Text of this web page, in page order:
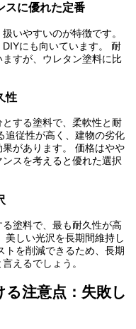
スに優れた定番
いやすいのが特徴です。
にも向いています。 耐
すが、ウレタン塗料に比
性
する塗料で、柔軟性と耐
追従性が高く、建物の劣化
があります。 価格はやや
スを考えると優れた選択
塗料で、最も耐久性が高
美しい光沢を長期間維持し
トを削減できるため、長期
えるでしょう。
注意点：失敗し